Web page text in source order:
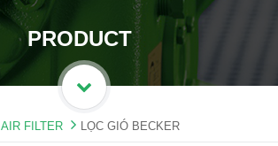
PRODUCT
AIR FILTER LỌC GIÓ BECKER